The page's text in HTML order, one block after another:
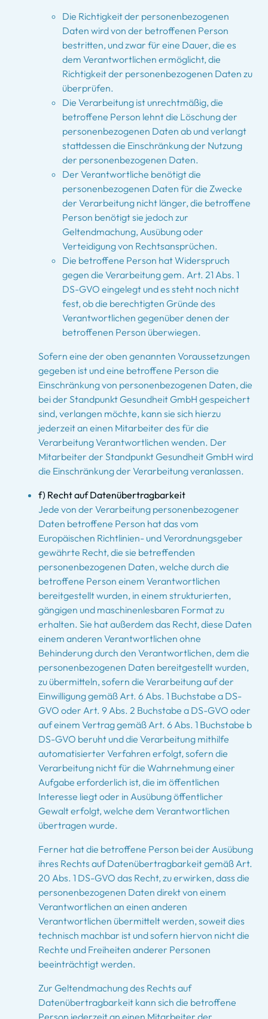
Die Richtigkeit der personenbezogenen
Daten wird von der betroffenen Person
bestritten, und zwar für eine Dauer, die es
dem Verantwortlichen ermöglicht, die
Richtigkeit der personenbezogenen Daten zu
überprüfen.
Die Verarbeitung ist unrechtmäßig, die
betroffene Person lehnt die Löschung der
personenbezogenen Daten ab und verlangt
stattdessen die Einschränkung der Nutzung
der personenbezogenen Daten.
Der Verantwortliche benötigt die
personenbezogenen Daten für die Zwecke
der Verarbeitung nicht länger, die betroffene
Person benötigt sie jedoch zur
Geltendmachung, Ausübung oder
Verteidigung von Rechtsansprüchen.
Die betroffene Person hat Widerspruch
gegen die Verarbeitung gem. Art. 21 Abs. 1
DS-GVO eingelegt und es steht noch nicht
fest, ob die berechtigten Gründe des
Verantwortlichen gegenüber denen der
betroffenen Person überwiegen.
Sofern eine der oben genannten Voraussetzungen
gegeben ist und eine betroffene Person die
Einschränkung von personenbezogenen Daten, die
bei der Standpunkt Gesundheit GmbH gespeichert
sind, verlangen möchte, kann sie sich hierzu
jederzeit an einen Mitarbeiter des für die
Verarbeitung Verantwortlichen wenden. Der
Mitarbeiter der Standpunkt Gesundheit GmbH wird
die Einschränkung der Verarbeitung veranlassen.
f) Recht auf Datenübertragbarkeit
Jede von der Verarbeitung personenbezogener
Daten betroffene Person hat das vom
Europäischen Richtlinien- und Verordnungsgeber
gewährte Recht, die sie betreffenden
personenbezogenen Daten, welche durch die
betroffene Person einem Verantwortlichen
bereitgestellt wurden, in einem strukturierten,
gängigen und maschinenlesbaren Format zu
erhalten. Sie hat außerdem das Recht, diese Daten
einem anderen Verantwortlichen ohne
Behinderung durch den Verantwortlichen, dem die
personenbezogenen Daten bereitgestellt wurden,
zu übermitteln, sofern die Verarbeitung auf der
Einwilligung gemäß Art. 6 Abs. 1 Buchstabe a DS-
GVO oder Art. 9 Abs. 2 Buchstabe a DS-GVO oder
auf einem Vertrag gemäß Art. 6 Abs. 1 Buchstabe b
DS-GVO beruht und die Verarbeitung mithilfe
automatisierter Verfahren erfolgt, sofern die
Verarbeitung nicht für die Wahrnehmung einer
Aufgabe erforderlich ist, die im öffentlichen
Interesse liegt oder in Ausübung öffentlicher
Gewalt erfolgt, welche dem Verantwortlichen
übertragen wurde.
Ferner hat die betroffene Person bei der Ausübung
ihres Rechts auf Datenübertragbarkeit gemäß Art.
20 Abs. 1 DS-GVO das Recht, zu erwirken, dass die
personenbezogenen Daten direkt von einem
Verantwortlichen an einen anderen
Verantwortlichen übermittelt werden, soweit dies
technisch machbar ist und sofern hiervon nicht die
Rechte und Freiheiten anderer Personen
beeinträchtigt werden.
Zur Geltendmachung des Rechts auf
Datenübertragbarkeit kann sich die betroffene
Person jederzeit an einen Mitarbeiter der